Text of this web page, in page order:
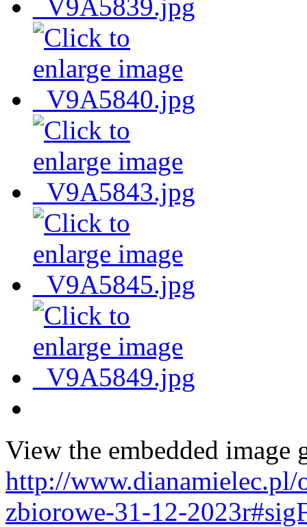
View the embedded image
http://
zbiorowe-31-12-